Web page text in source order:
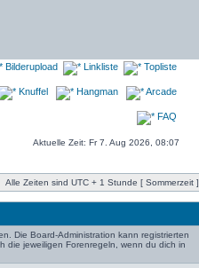
Bilderupload Linkliste Topliste
Knuffel Hangman Arcade
FAQ
Aktuelle Zeit: Fr 7. Aug 2026, 08:07
Alle Zeiten sind UTC + 1 Stunde [ Sommerzeit ]
Die Board-Administration kann registrierten
die jeweiligen Forenregeln, wenn du dich in